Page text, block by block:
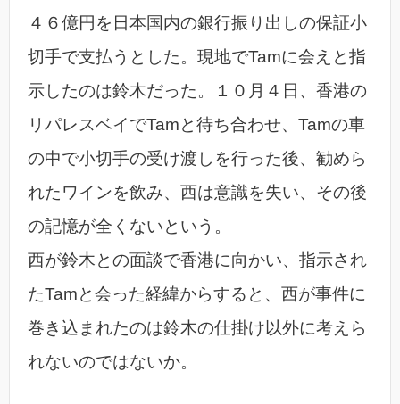
４６億円を日本国内の銀行振り出しの保証小
切手で支払うとした。現地でTamに会えと指
示したのは鈴木だった。１０月４日、香港の
リパレスベイでTamと待ち合わせ、Tamの車
の中で小切手の受け渡しを行った後、勧めら
れたワインを飲み、西は意識を失い、その後
の記憶が全くないという。
西が鈴木との面談で香港に向かい、指示され
たTamと会った経緯からすると、西が事件に
巻き込まれたのは鈴木の仕掛け以外に考えら
れないのではないか。